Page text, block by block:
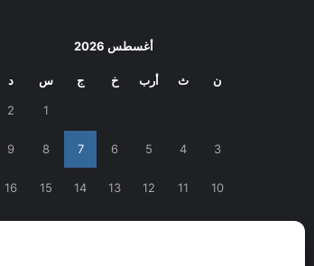
أغسطس 2026
ن ث أرب خ ج س د
1
2
3
4
5
6
7
8
9
10
11
12
13
14
15
16